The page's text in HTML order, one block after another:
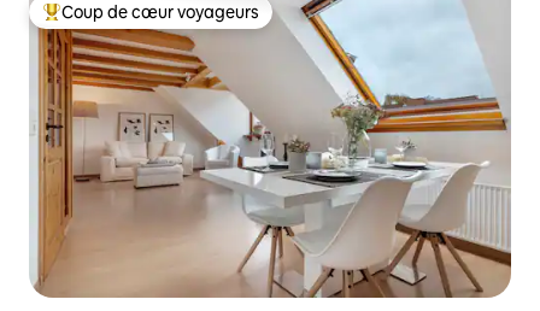
Coups de cœur voyageurs les plus appréciés
Coup de cœur voyageurs